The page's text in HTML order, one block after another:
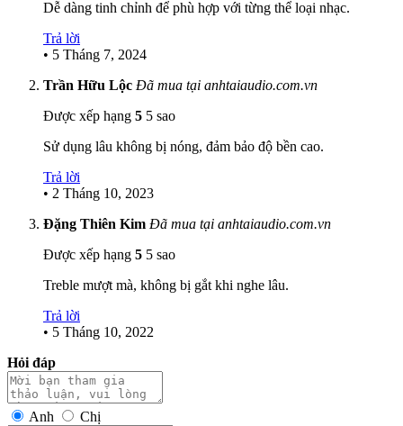
Dễ dàng tinh chỉnh để phù hợp với từng thể loại nhạc.
Trả lời
• 5 Tháng 7, 2024
Trần Hữu Lộc Đã mua tại anhtaiaudio.com.vn
Được xếp hạng 5 5 sao
Sử dụng lâu không bị nóng, đảm bảo độ bền cao.
Trả lời
• 2 Tháng 10, 2023
Đặng Thiên Kim Đã mua tại anhtaiaudio.com.vn
Được xếp hạng 5 5 sao
Treble mượt mà, không bị gắt khi nghe lâu.
Trả lời
• 5 Tháng 10, 2022
Hỏi đáp
Anh Chị